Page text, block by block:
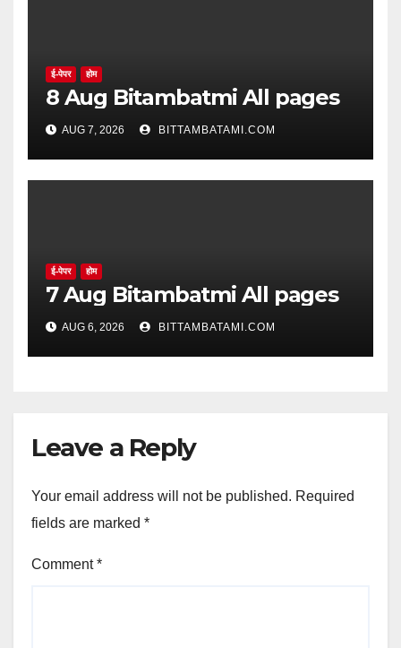
ई-पेपर होम
8 Aug Bitambatmi All pages
AUG 7, 2026 BITTAMBATAMI.COM
ई-पेपर होम
7 Aug Bitambatmi All pages
AUG 6, 2026 BITTAMBATAMI.COM
Leave a Reply
Your email address will not be published. Required
fields are marked *
Comment*